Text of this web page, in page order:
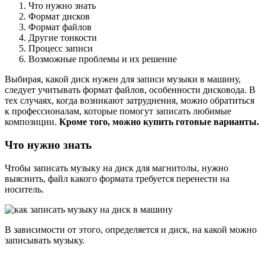
Что нужно знать
Формат дисков
Формат файлов
Другие тонкости
Процесс записи
Возможные проблемы и их решение
Выбирая, какой диск нужен для записи музыки в машину,
следует учитывать формат файлов, особенности дисковода. В
тех случаях, когда возникают затруднения, можно обратиться
к профессионалам, которые помогут записать любимые
композиции. Кроме того, можно купить готовые варианты.
Что нужно знать
Чтобы записать музыку на диск для магнитолы, нужно
выяснить, файл какого формата требуется перенести на
носитель.
В зависимости от этого, определяется и диск, на какой можно
записывать музыку.